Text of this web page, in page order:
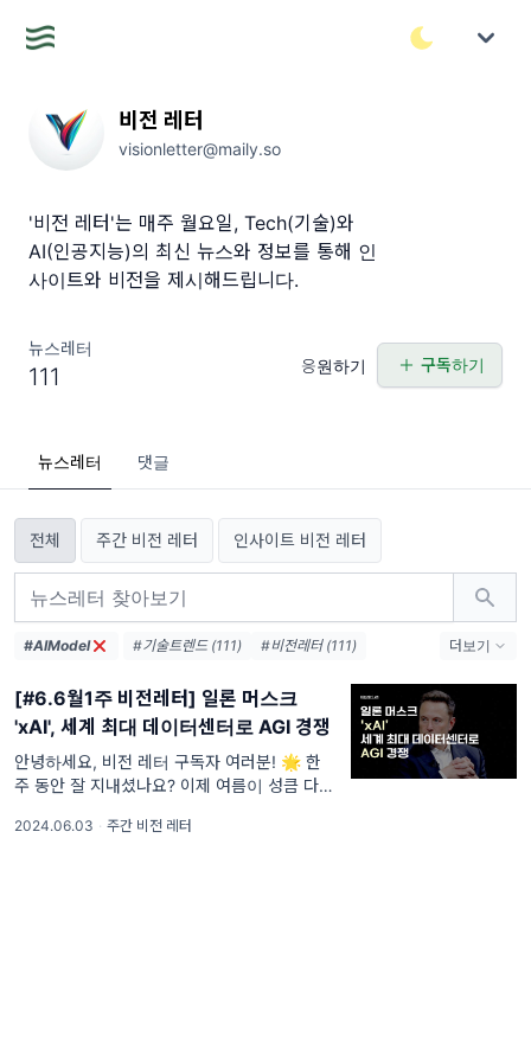
비전 레터
visionletter@maily.so
'비전 레터'는 매주 월요일, Tech(기술)와
AI(인공지능)의 최신 뉴스와 정보를 통해 인
사이트와 비전을 제시해드립니다.
뉴스레터
111 응원하기 구독하기
뉴스레터 댓글
전체 주간 비전 레터 인사이트 비전 레터
#AIModel #기술트렌드 (111)
#비전레터 (111)
#오픈AI (74)
#AI생태계 (38)
#엔비디아 (36)
#메타 (36)
#AI에이전트 (33)
#AI혁신 (33)
#AI인프라 (32)
#데이터센터 (31)
#디지털전환 (31)
더보기
[#6.6월1주 비전레터] 일론 머스크
'xAI', 세계 최대 데이터센터로 AGI 경쟁
안녕하세요, 비전 레터 구독자 여러분! 🌟 한
주 동안 잘 지내셨나요? 이제 여름이 성큼 다가
IT 기술과 인공지능 소식을 빠짐없이 전
2024.06.03 · 주간 비전 레터